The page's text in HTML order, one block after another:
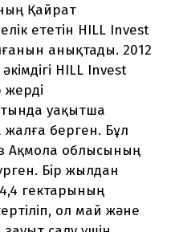
Қайрат
ететін HILL Invest
анықтады. 2012
HILL Invest
жерді
уақытша
жалға берген. Бұл
Ақмола облысының
Бір жылдан
гектарының
ол май және